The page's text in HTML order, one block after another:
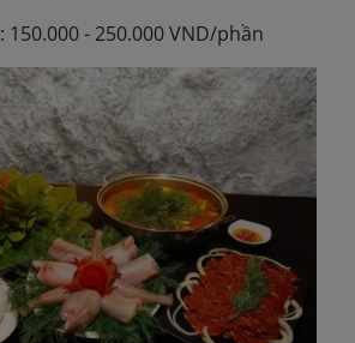
: 150.000 - 250.000 VND/phần